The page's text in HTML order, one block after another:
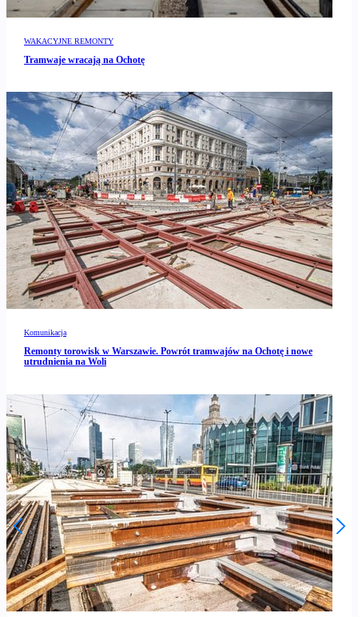
WAKACYJNE REMONTY
Tramwaje wracają na Ochotę
Komunikacja
Remonty torowisk w Warszawie. Powrót tramwajów na Ochotę i nowe
utrudnienia na Woli